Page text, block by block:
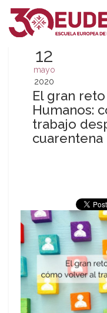
12
mayo
2020
El gran
Humanos:
trabajo
cuarentena